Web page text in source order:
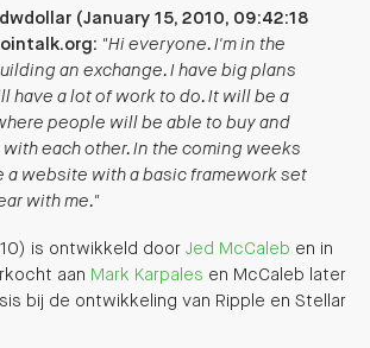
(January 15, 2010, 09:42:18
"Hi everyone. I'm in the
an exchange. I have big plans
have a lot of work to do. It will be a
people will be able to buy and
each other. In the coming weeks
a website with a basic framework set
with me."
is ontwikkeld door Jed McCaleb en in
aan Mark Karpales en McCaleb later
bij de ontwikkeling van Ripple en Stellar